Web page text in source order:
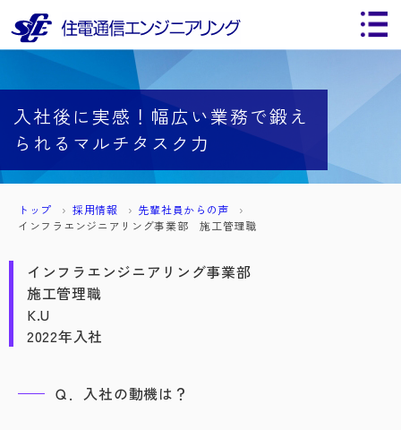
入社後に実感！幅広い業務で鍛え
られるマルチタスク力
トップ 採用情報
先輩社員からの声
インフラエンジニアリング事業部 施工管理職
インフラエンジニアリング事業部
施工管理職
K.U
2022年入社
Ｑ．入社の動機は？